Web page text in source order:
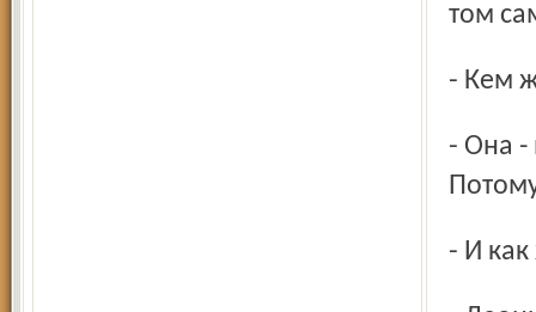
том
- Кем
- Она - в прачечной, он выполнял ремонтные работы.
- И